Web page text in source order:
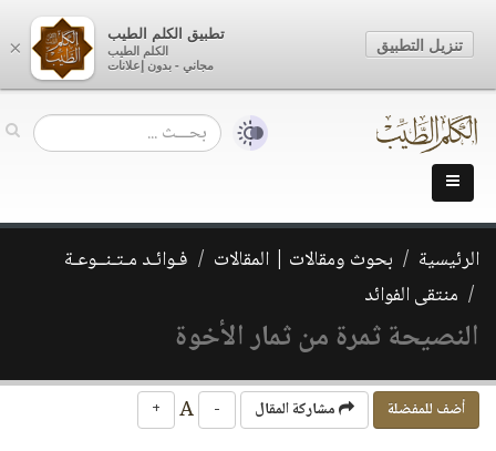
الرئيسية بحوث ومقالات | المقالات
فـوائـد مـتـنــوعـة
منتقى الفوائد
النصيحة ثمرة من ثمار الأخوة
أضف للمفضلة مشاركة المقال -
+
×
تطبيق الكلم الطيب
الكلم الطيب
مجاني - بدون إعلانات
تنزيل التطبيق